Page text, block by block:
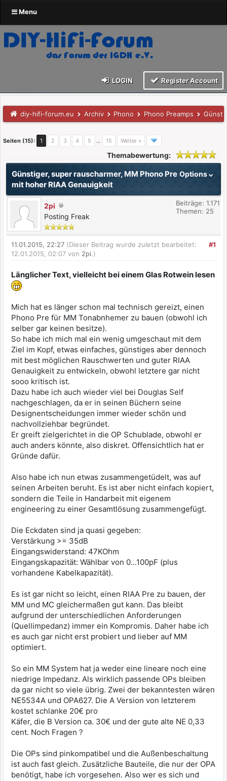
Menu
LOGIN Register Account
diy-hifi-forum.eu Archiv Phono Phono Preamps
Seiten (15): 1 2 3 4 5 … 15 Weiter »
Themabewertung:
Options
Günstiger, super rauscharmer, MM Phono Pre
mit hoher RIAA Genauigkeit
2pi
Posting Freak
Beiträge: 1.171
Themen: 25
#1
11.01.2015, 22:27 (Dieser Beitrag wurde zuletzt bearbeitet:
12.01.2015, 02:07 von 2pi.)
Länglicher Text, vielleicht bei einem Glas Rotwein lesen
Mich hat es länger schon mal technisch gereizt, einen
Phono Pre für MM Tonabnhemer zu bauen (obwohl ich
selber gar keinen besitze).
So habe ich mich mal ein wenig umgeschaut mit dem
Ziel im Kopf, etwas einfaches, günstiges aber dennoch
mit best möglichen Rauschwerten und guter RIAA
Genauigkeit zu entwickeln, obwohl letztere gar nicht
sooo kritisch ist.
Dazu habe ich auch wieder viel bei Douglas Self
nachgeschlagen, da er in seinen Büchern seine
Designentscheidungen immer wieder schön und
nachvollziehbar begründet.
Er greift zielgerichtet in die OP Schublade, obwohl er
auch anders könnte, also diskret. Offensichtlich hat er
Gründe dafür.
Also habe ich nun etwas zusammengetüdelt, was auf
seinen Arbeiten beruht. Es ist aber nicht einfach kopiert,
sondern die Teile in Handarbeit mit eigenem
engineering zu einer Gesamtlösung zusammengefügt.
Die Eckdaten sind ja quasi gegeben:
Verstärkung >= 35dB
Eingangswiderstand: 47KOhm
Eingangskapazität: Wählbar von 0...100pF (plus
vorhandene Kabelkapazität).
Es ist gar nicht so leicht, einen RIAA Pre zu bauen, der
MM und MC gleichermaßen gut kann. Das bleibt
aufgrund der unterschiedlichen Anforderungen
(Quellimpedanz) immer ein Kompromis. Daher habe ich
es auch gar nicht erst probiert und lieber auf MM
optimiert.
So ein MM System hat ja weder eine lineare noch eine
niedrige Impedanz. Als wirklich passende OPs bleiben
da gar nicht so viele übrig. Zwei der bekanntesten wären
NE5534A und OPA627. Die A Version von letzterem
kostet schlanke 20€ pro
Käfer, die B Version ca. 30€ und der gute alte NE 0,33
cent. Noch Fragen ?
Die OPs sind pinkompatibel und die Außenbeschaltung
ist auch fast gleich. Zusätzliche Bauteile, die nur der OPA
benötigt, habe ich vorgesehen. Also wer es sich und